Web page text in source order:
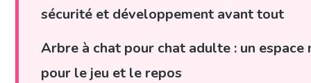
sécurité et développement avant tout
Arbre à chat pour chat adulte : un
pour le jeu et le repos